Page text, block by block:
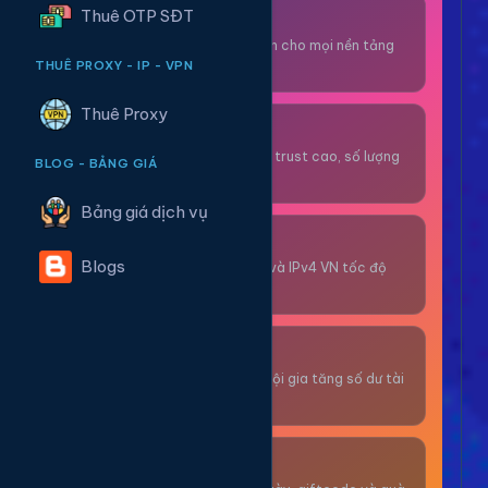
Thuê OTP SĐT
THUÊ PROXY - IP - VPN
Thuê Proxy
BLOG - BẢNG GIÁ
Bảng giá dịch vụ
Blogs
Thuê OTP SĐT
Nhận code xác minh cho mọi nền tảng
tức thì.
OTP/Mua Gmail
Tài khoản gmail cổ, trust cao, số lượng
Proxy dân cư xoay và IPv4 VN tốc độ
Thư giãn và có cơ hội gia tăng số dư tài